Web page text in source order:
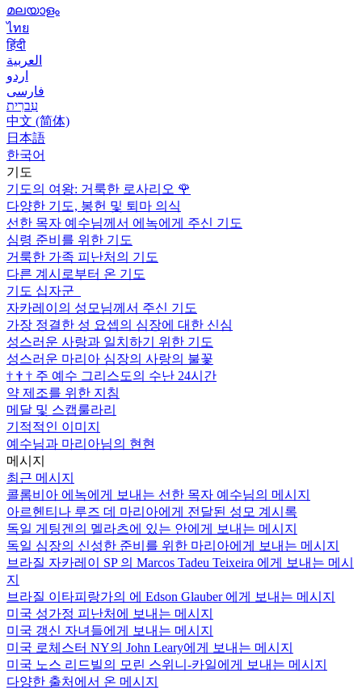
മലയാളം
ไทย
हिंदी
العربية
اردو
فارسی
עִברִית
中文 (简体)
日本語
한국어
기도
기도의 여왕: 거룩한 로사리오 🌹
다양한 기도, 봉헌 및 퇴마 의식
선한 목자 예수님께서 에녹에게 주신 기도
심령 준비를 위한 기도
거룩한 가족 피난처의 기도
다른 계시로부터 온 기도
기도 십자군
자카레이의 성모님께서 주신 기도
가장 정결한 성 요셉의 심장에 대한 신심
성스러운 사랑과 일치하기 위한 기도
성스러운 마리아 심장의 사랑의 불꽃
† † † 주 예수 그리스도의 수난 24시간
약 제조를 위한 지침
메달 및 스캡룰라리
기적적인 이미지
예수님과 마리아님의 현현
메시지
최근 메시지
콜롬비아 에녹에게 보내는 선한 목자 예수님의 메시지
아르헨티나 루즈 데 마리아에게 전달된 성모 계시록
독일 게팅겐의 멜라츠에 있는 안에게 보내는 메시지
독일 심장의 신성한 준비를 위한 마리아에게 보내는 메시지
브라질 자카레이 SP 의 Marcos Tadeu Teixeira 에게 보내는 메시
지
브라질 이타피랑가의 에 Edson Glauber 에게 보내는 메시지
미국 성가정 피난처에 보내는 메시지
미국 갱신 자녀들에게 보내는 메시지
미국 로체스터 NY의 John Leary에게 보내는 메시지
미국 노스 리드빌의 모린 스위니-카일에게 보내는 메시지
다양한 출처에서 온 메시지